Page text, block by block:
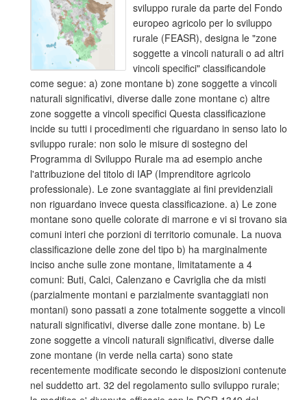
sviluppo rurale da parte del Fondo
europeo agricolo per lo sviluppo
rurale (FEASR), designa le "zone
soggette a vincoli naturali o ad altri
vincoli specifici" classificandole
come segue: a) zone montane b) zone soggette a vincoli
naturali significativi, diverse dalle zone montane c) altre
zone soggette a vincoli specifici Questa classificazione
incide su tutti i procedimenti che riguardano in senso lato lo
sviluppo rurale: non solo le misure di sostegno del
Programma di Sviluppo Rurale ma ad esempio anche
l'attribuzione del titolo di IAP (Imprenditore agricolo
professionale). Le zone svantaggiate ai fini previdenziali
non riguardano invece questa classificazione. a) Le zone
montane sono quelle colorate di marrone e vi si trovano sia
comuni interi che porzioni di territorio comunale. La nuova
classificazione delle zone del tipo b) ha marginalmente
inciso anche sulle zone montane, limitatamente a 4
comuni: Buti, Calci, Calenzano e Cavriglia che da misti
(parzialmente montani e parzialmente svantaggiati non
montani) sono passati a zone totalmente soggette a vincoli
naturali significativi, diverse dalle zone montane. b) Le
zone soggette a vincoli naturali significativi, diverse dalle
zone montane (in verde nella carta) sono state
recentemente modificate secondo le disposizioni contenute
nel suddetto art. 32 del regolamento sullo sviluppo rurale;